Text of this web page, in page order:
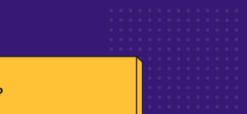
xml, yml, json, xls.